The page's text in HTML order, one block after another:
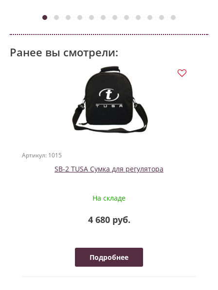
Ранее вы смотрели:
Артикул: 1015
SB-2 TUSA Сумка для регулятора
На складе
4 680 руб.
Подробнее